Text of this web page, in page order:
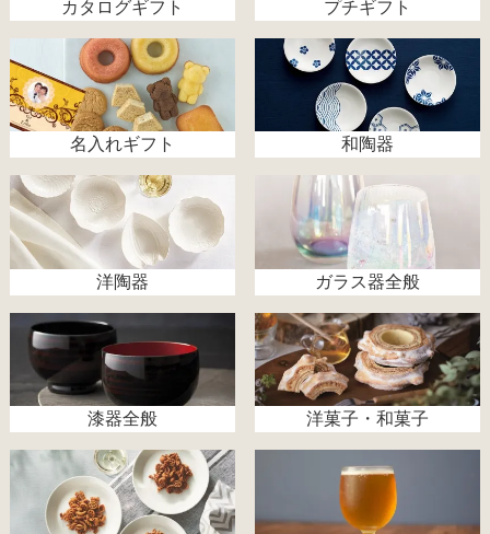
カタログギフト プチギフト
名入れギフト 和陶器
洋陶器 ガラス器全般
漆器全般 洋菓子・和菓子